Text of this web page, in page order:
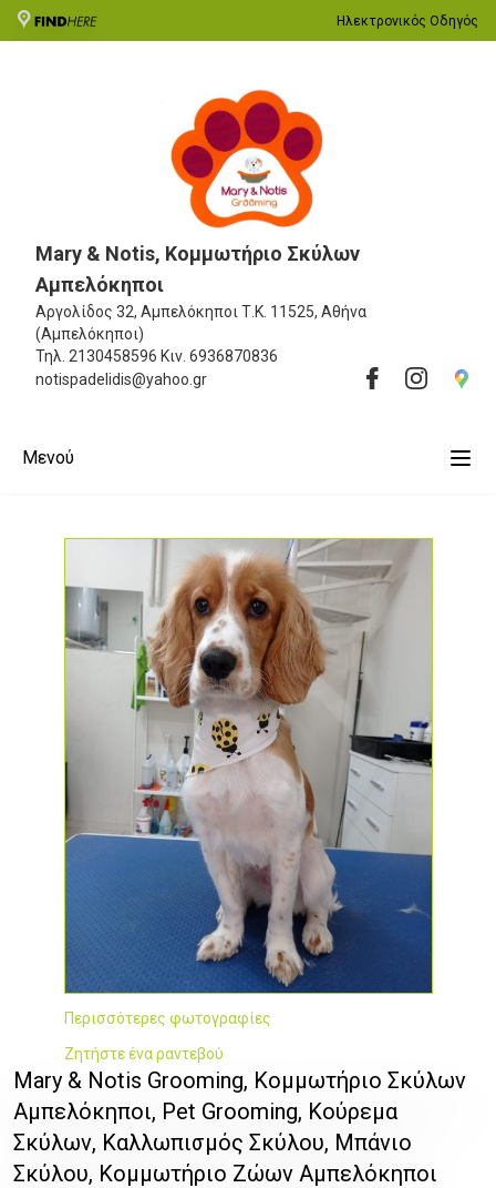
Ηλεκτρονικός Οδηγός
Mary & Notis, Κομμωτήριο Σκύλων
Αμπελόκηποι
Αργολίδος 32, Αμπελόκηποι Τ.Κ. 11525, Αθήνα
(Αμπελόκηποι)
Τηλ. 2130458596 Κιν. 6936870836
notispadelidis@yahoo.gr
Μενού
Περισσότερες φωτογραφίες
Ζητήστε ένα ραντεβού
Mary & Notis Grooming, Κομμωτήριο Σκύλων
Αμπελόκηποι, Pet Grooming, Κούρεμα
Σκύλων, Καλλωπισμός Σκύλου, Μπάνιο
Σκύλου, Κομμωτήριο Ζώων Αμπελόκηποι